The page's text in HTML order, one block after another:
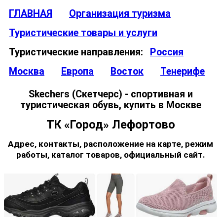
ГЛАВНАЯ
Организация туризма
Туристические товары и услуги
Туристические направления:
Россия
Москва
Европа Восток Тенерифе
Skechers (Скетчерс) - спортивная и
туристическая обувь, купить в Москве
ТК «Город» Лефортово
Адрес, контакты, расположение на карте, режим
работы, каталог товаров, официальный сайт.